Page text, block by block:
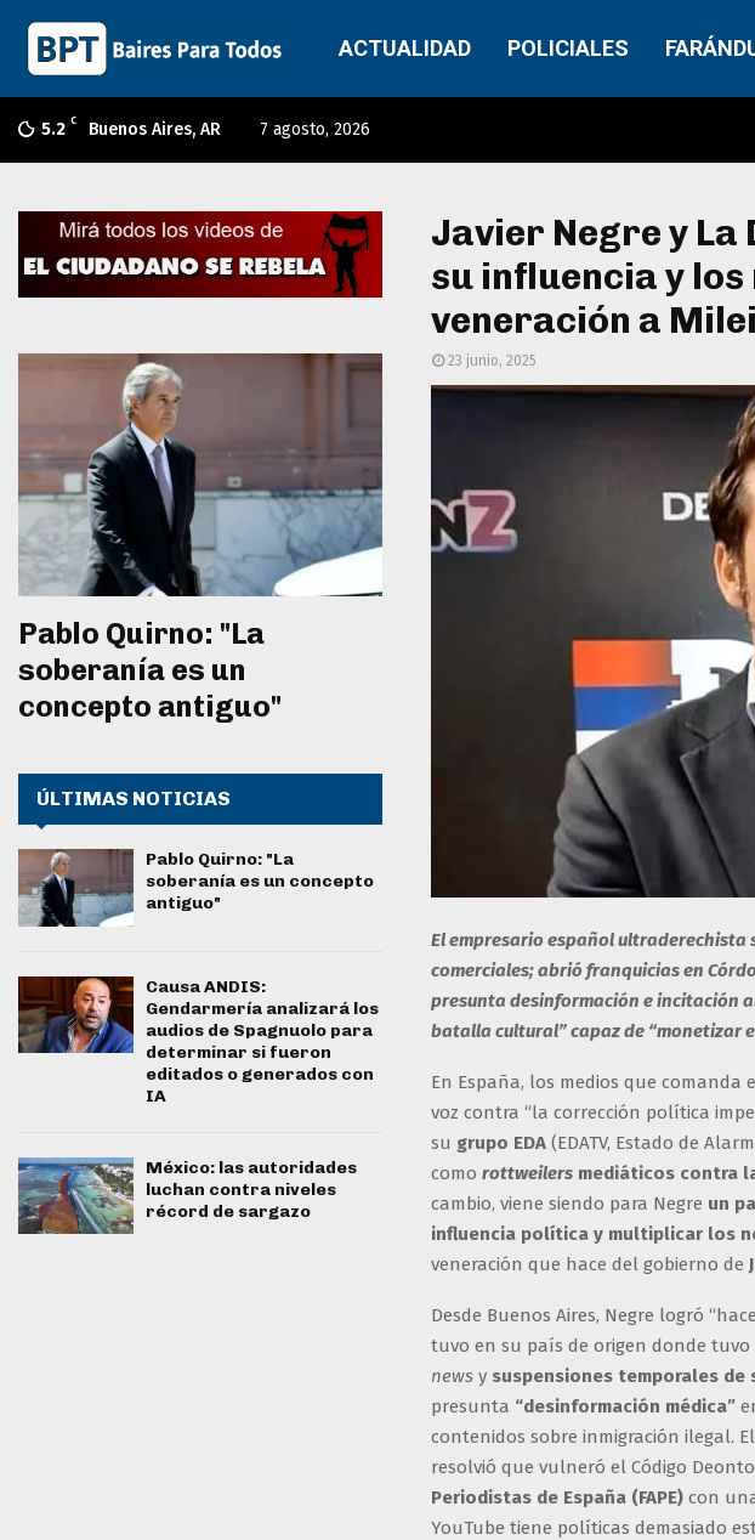
ACTUALIDAD POLICIALES
5.2 C Buenos Aires, AR 7 agosto, 2026
Javier Negre y
su influencia y
veneración a Milei
23 junio, 2025
El empresario español ultraderechista
comerciales; abrió franquicias en
presunta desinformación e incitación
batalla cultural” capaz de “monetizar
En España, los medios que comanda
voz contra “la corrección política
su grupo EDA (EDATV, Estado de
como rottweilers mediáticos contra
cambio, viene siendo para Negre un
influencia política y multiplicar los
veneración que hace del gobierno de
Desde Buenos Aires, Negre logró
tuvo en su país de origen donde
news y suspensiones temporales de
presunta “desinformación médica”
contenidos sobre inmigración ilegal.
resolvió que vulneró el Código
Periodistas de España (FAPE) con
YouTube tiene políticas demasiado
Pablo Quirno: "La
soberanía es un
concepto antiguo"
ÚLTIMAS NOTICIAS
Pablo Quirno: "La
soberanía es un concepto
antiguo"
Causa ANDIS:
Gendarmería analizará los
audios de Spagnuolo para
determinar si fueron
editados o generados con
IA
México: las autoridades
luchan contra niveles
récord de sargazo